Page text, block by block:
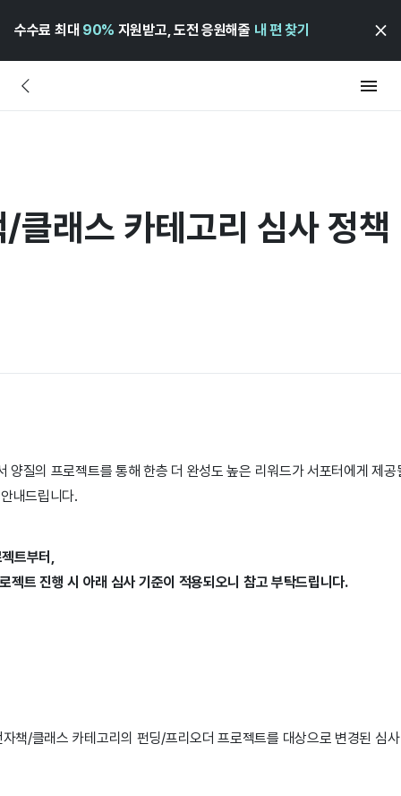
수수료 최대 90% 지원받고, 도전 응원해줄 내 편 찾기
클래스 카테고리 심사 정
양질의 프로젝트를 통해 한층 더 완성도 높은 리워드가 서포터에게 제공
내드립니다.
트부터,
젝트 진행 시 아래 심사 기준이 적용되오니 참고 부탁드립니다.
책/클래스 카테고리의 펀딩/프리오더 프로젝트를 대상으로 변경된 심